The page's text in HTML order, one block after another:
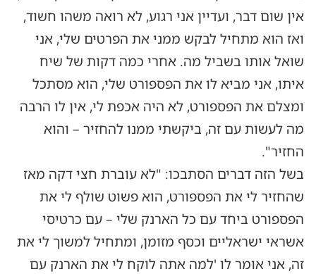
אין שום דבר, ועדיין אני רגוע, לא רואה משהו חשוד,
ואז הוא מתחיל לבקש ממני את הפרטים שלי, אני
שואל אותו בשביל מה. אחרי כמה דקות של שיח
איתו, אני מביא לו את הפספורט שלי, הוא מסתכל
ומצלם את הפספורט, לא היה אכפת לי, אין לו הרבה
מה לעשות עם זה, ביקשתי ממנו להחזיר – והוא
החזיר".
בשל הזה דברים הסתבכו: "לא עוברת חצי דקה מאז
שהחזיר לי את הפספורט, הוא פשוט שולף לי את
הפספורט ביחד עם כל הארנק שלי – עם כרטיסי
אשראי ישראליים וכסף מזומן, ומתחיל למשוך לי את
זה, אני אומר לו 'למה אתה לוקח לי את הארנק עם